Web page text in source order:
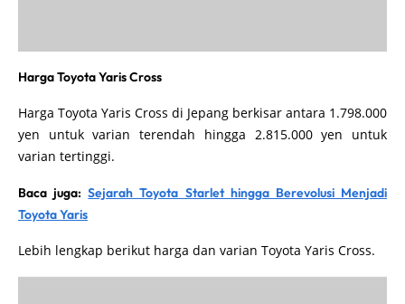
Harga Toyota Yaris Cross
Harga Toyota Yaris Cross di Jepang berkisar antara 1.798.000
yen untuk varian terendah hingga 2.815.000 yen untuk
varian tertinggi.
Baca juga:Sejarah Toyota Starlet hingga Berevolusi Menjadi
Toyota Yaris
Lebih lengkap berikut harga dan varian Toyota Yaris Cross.